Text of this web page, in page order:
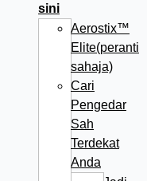
sini
Aerostix™
Elite(peranti
sahaja)
Cari
Pengedar
Sah
Terdekat
Anda